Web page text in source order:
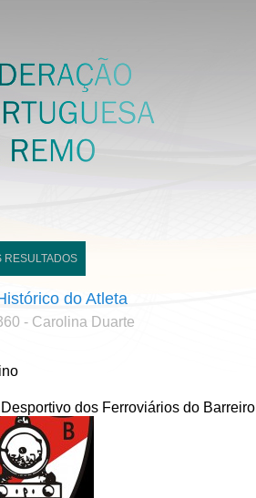
RESULTADOS
do Atleta
- Carolina Duarte
dos Ferroviários do Barreiro